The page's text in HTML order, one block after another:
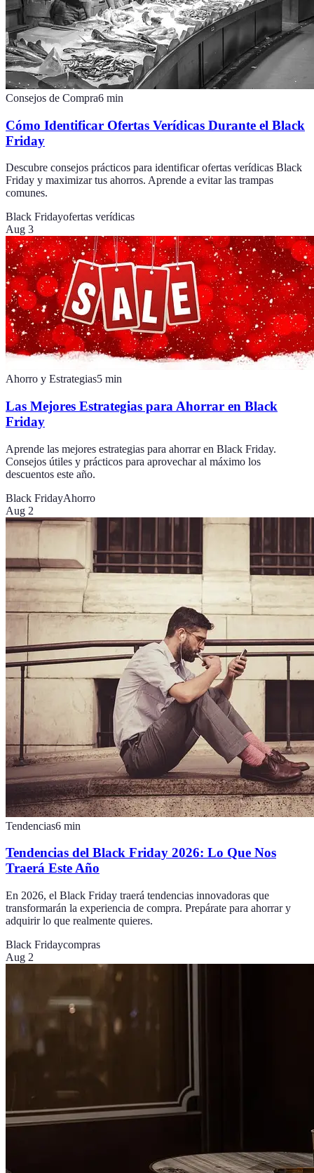
Consejos de Compra6 min
Cómo Identificar Ofertas Verídicas Durante el Black
Friday
Descubre consejos prácticos para identificar ofertas verídicas Black
Friday y maximizar tus ahorros. Aprende a evitar las trampas
comunes.
Black Fridayofertas verídicas
Aug 3
Ahorro y Estrategias5 min
Las Mejores Estrategias para Ahorrar en Black
Friday
Aprende las mejores estrategias para ahorrar en Black Friday.
Consejos útiles y prácticos para aprovechar al máximo los
descuentos este año.
Black FridayAhorro
Aug 2
Tendencias6 min
Tendencias del Black Friday 2026: Lo Que Nos
Traerá Este Año
En 2026, el Black Friday traerá tendencias innovadoras que
transformarán la experiencia de compra. Prepárate para ahorrar y
adquirir lo que realmente quieres.
Black Fridaycompras
Aug 2